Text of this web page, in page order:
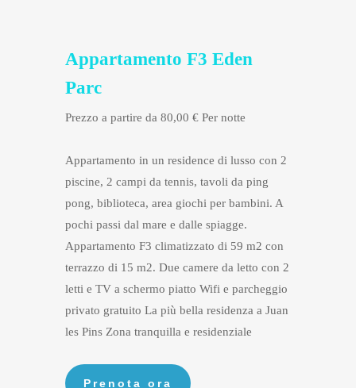
Appartamento F3 Eden
Parc
Prezzo a partire da 80,00 € Per notte
Appartamento in un residence di lusso con 2
piscine, 2 campi da tennis, tavoli da ping
pong, biblioteca, area giochi per bambini. A
pochi passi dal mare e dalle spiagge.
Appartamento F3 climatizzato di 59 m2 con
terrazzo di 15 m2. Due camere da letto con 2
letti e TV a schermo piatto Wifi e parcheggio
privato gratuito La più bella residenza a Juan
les Pins Zona tranquilla e residenziale